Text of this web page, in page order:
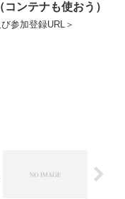
ンテナも使おう）
参加登録URL＞